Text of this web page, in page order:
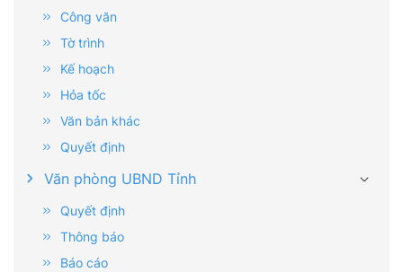
Công văn
Tờ trình
Kế hoạch
Hỏa tốc
Văn bản khác
Quyết định
Văn phòng UBND Tỉnh
Quyết định
Thông báo
Báo cáo